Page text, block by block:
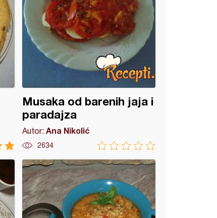
Musaka od barenih jaja i
paradajza
Autor:Ana Nikolić
2634